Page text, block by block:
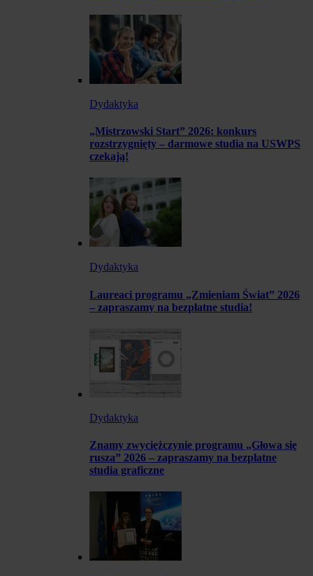
Dydaktyka
„Mistrzowski Start” 2026: konkurs
rozstrzygnięty – darmowe studia na USWPS
czekają!
Dydaktyka
Laureaci programu „Zmieniam Świat” 2026
– zapraszamy na bezpłatne studia!
Dydaktyka
Znamy zwyciężczynie programu „Głowa się
rusza” 2026 – zapraszamy na bezpłatne
studia graficzne